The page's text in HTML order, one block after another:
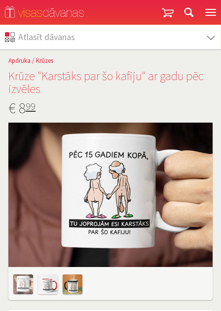
Atlasīt dāvanas
Apdruka /Krūzes
Krūze "Karstāks par šo kafiju" ar gadu pēc
izvēles
€899